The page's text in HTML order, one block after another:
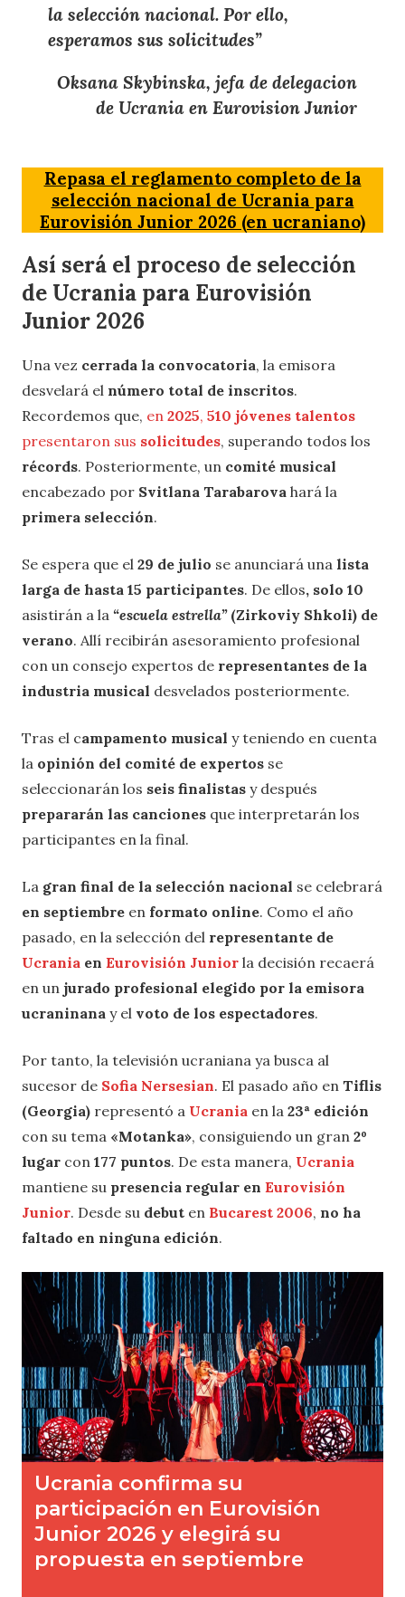
la selección nacional. Por ello,
esperamos sus solicitudes”
Oksana Skybinska, jefa de delegacion
de Ucrania en Eurovision Junior
Repasa el reglamento completo de la
selección nacional de Ucrania para
Eurovisión Junior 2026 (en ucraniano)
Así será el proceso de selección
de Ucrania para Eurovisión
Junior 2026
Una vez cerrada la convocatoria, la emisora
desvelará el número total de inscritos.
Recordemos que, en 2025, 510 jóvenes talentos
presentaron sus solicitudes, superando todos los
récords. Posteriormente, un comité musical
encabezado por Svitlana Tarabarova hará la
primera selección.
Se espera que el 29 de julio se anunciará una lista
larga de hasta 15 participantes. De ellos, solo 10
asistirán a la “escuela estrella” (Zirkoviy Shkoli) de
verano. Allí recibirán asesoramiento profesional
con un consejo expertos de representantes de la
industria musical desvelados posteriormente.
Tras el campamento musical y teniendo en cuenta
la opinión del comité de expertos se
seleccionarán los seis finalistas y después
prepararán las canciones que interpretarán los
participantes en la final.
La gran final de la selección nacional se celebrará
en septiembre en formato online. Como el año
pasado, en la selección del representante de
Ucrania en Eurovisión Junior la decisión recaerá
en un jurado profesional elegido por la emisora
ucraninana y el voto de los espectadores.
Por tanto, la televisión ucraniana ya busca al
sucesor de Sofia Nersesian. El pasado año en Tiflis
(Georgia) representó a Ucrania en la 23ª edición
con su tema «Motanka», consiguiendo un gran 2º
lugar con 177 puntos. De esta manera, Ucrania
mantiene su presencia regular en Eurovisión
Junior. Desde su debut en Bucarest 2006, no ha
faltado en ninguna edición.